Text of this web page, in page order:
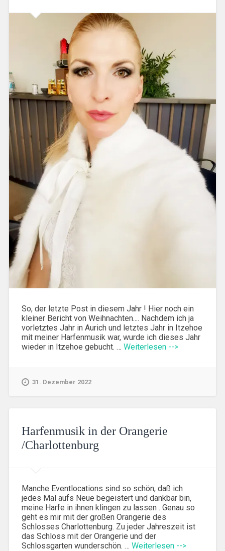
So, der letzte Post in diesem Jahr ! Hier noch ein
kleiner Bericht von Weihnachten.... Nachdem ich ja
vorletztes Jahr in Aurich und letztes Jahr in Itzehoe
mit meiner Harfenmusik war, wurde ich dieses Jahr
wieder in Itzehoe gebucht. … Weiterlesen -->
31. Dezember 2022
Harfenmusik in der Orangerie
/Charlottenburg
Manche Eventlocations sind so schön, daß ich
jedes Mal aufs Neue begeistert und dankbar bin,
meine Harfe in ihnen klingen zu lassen . Genau so
geht es mir mit der großen Orangerie des
Schlosses Charlottenburg. Zu jeder Jahreszeit ist
das Schloss mit der Orangerie und der
Schlossgarten wunderschön. … Weiterlesen -->